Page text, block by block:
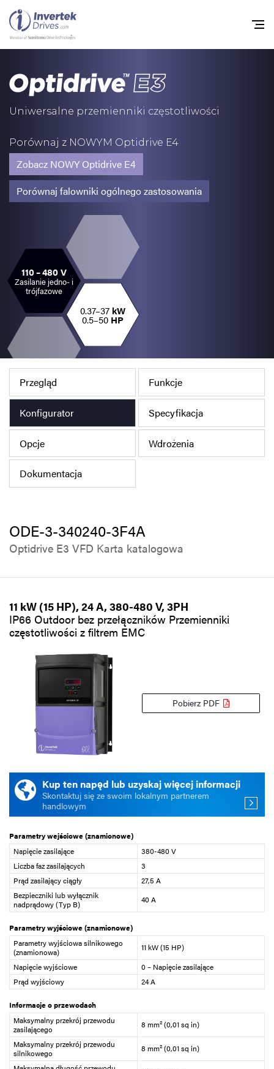
Uniwersalne przemienniki częstotliwości
Porównaj z NOWYM Optidrive E4
Zobacz NOWY Optidrive E4
Porównaj falowniki ogólnego zastosowania
110 – 480 V
Zasilanie jedno- i
trójfazowe
0.37–37 kW
0.5–50 HP
Przegląd Funkcje
Konfigurator Specyfikacja
Opcje Wdrożenia
Dokumentacja
ODE-3-340240-3F4A
Optidrive E3 VFD Karta katalogowa
11 kW (15 HP), 24 A, 380-480 V, 3PH
IP66 Outdoor bez przełączników Przemienniki
częstotliwości z filtrem EMC
Pobierz PDF
Kup ten napęd lub uzyskaj więcej informacji
Skontaktuj się ze swoim lokalnym partnerem
handlowym
Parametry wejściowe (znamionowe)
Napięcie zasilające
380-480 V
Liczba faz zasilających
3
Prąd zasilający ciągły
27,5 A
Bezpieczniki lub wyłącznik
nadprądowy (Typ B)
40 A
Parametry wyjściowe (znamionowe)
Parametry wyjściowa silnikowego
(znamionowa)
11 kW (15 HP)
Napięcie wyjściowe
0 – Napięcie zasilające
Prąd wyjściowy
24 A
Informacje o przewodach
Maksymalny przekrój przewodu
zasilającego
8 mm² (0,01 sq in)
Maksymalny przekrój przewodu
silnikowego
8 mm² (0,01 sq in)
Przemienniki
Nowości